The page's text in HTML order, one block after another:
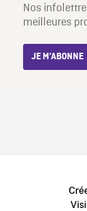
Nos
meilleures
JE M’ABONNE